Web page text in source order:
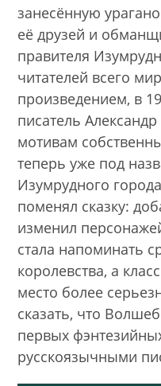
занесённую
её друзей и
правителя
читателей всего
произведением, в
писатель
мотивам
теперь уже под
Изумрудного
поменял сказку:
изменил
стала напоминать
королевства, а
место более
сказать, что
первых
русскоязычными